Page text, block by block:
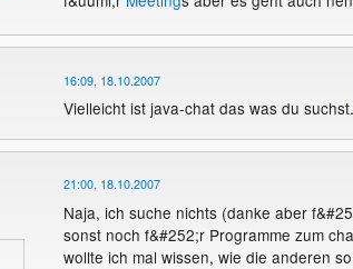
16:09, 18.10.2007
Vielleicht ist java-chat das was du suchst.
21:00, 18.10.2007
Naja, ich suche nichts (danke aber
sonst noch f&#252;r Programme zum
wollte ich mal wissen, wie die anderen